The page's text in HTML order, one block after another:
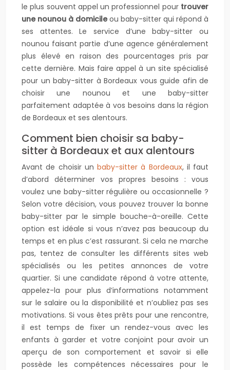
le plus souvent appel un professionnel pour trouver
une nounou à domicileou baby-sitter qui répond à
ses attentes. Le service d’une baby-sitter ou
nounou faisant partie d’une agence généralement
plus élevé en raison des pourcentages pris par
cette dernière. Mais faire appel à un site spécialisé
pour un baby-sitter à Bordeaux vous guide afin de
choisir une nounou et une baby-sitter
parfaitement adaptée à vos besoins dans la région
de Bordeaux et ses alentours.
Comment bien choisir sa baby-
sitter à Bordeaux et aux alentours
Avant de choisir un baby-sitter à Bordeaux, il faut
d’abord déterminer vos propres besoins : vous
voulez une baby-sitter régulière ou occasionnelle ?
Selon votre décision, vous pouvez trouver la bonne
baby-sitter par le simple bouche-à-oreille. Cette
option est idéale si vous n’avez pas beaucoup du
temps et en plus c’est rassurant. Si cela ne marche
pas, tentez de consulter les différents sites web
spécialisés ou les petites annonces de votre
quartier. Si une candidate répond à votre attente,
appelez-la pour plus d’informations notamment
sur le salaire ou la disponibilité et n’oubliez pas ses
motivations. Si vous êtes prêts pour une rencontre,
il est temps de fixer un rendez-vous avec les
enfants à garder et votre conjoint pour avoir un
aperçu de son comportement et savoir si elle
possède les compétences nécessaires pour le